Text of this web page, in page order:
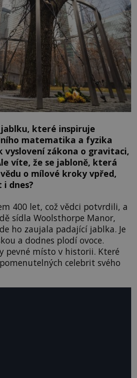
jablku, které inspiruje
matematika a fyzika
vyslovení zákona o gravitaci,
víte, že se jabloně, která
o mílové kroky vpřed,
dnes?
400 let, což vědci potvrdili, a
sídla Woolsthorpe Manor,
ho zaujala padající jablka. Je
a dodnes plodí ovoce.
pevné místo v historii. Které
celebrit svého